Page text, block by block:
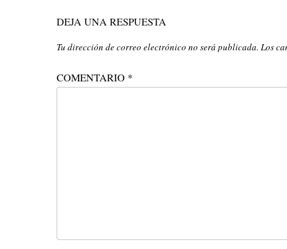
DEJA UNA RESPUESTA
Tu dirección de correo electrónico no será publicada. Los
COMENTARIO *